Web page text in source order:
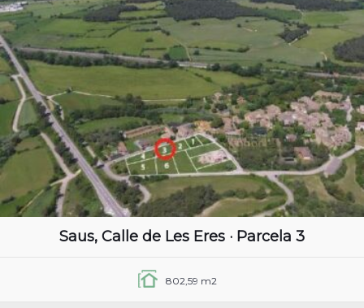
Saus, Calle de Les Eres · Parcela 3
802,59 m2